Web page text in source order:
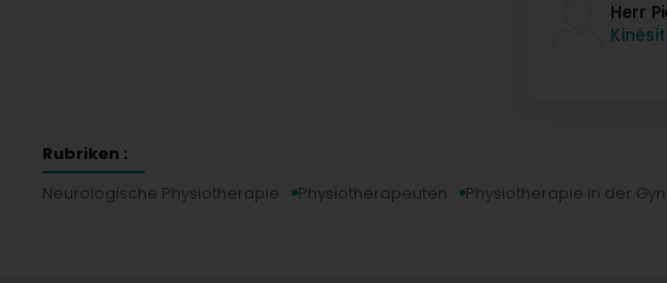
Herr
Rubriken :
Neurologische Physiotherapie
Physiotherapeuten Physiotherapie in der